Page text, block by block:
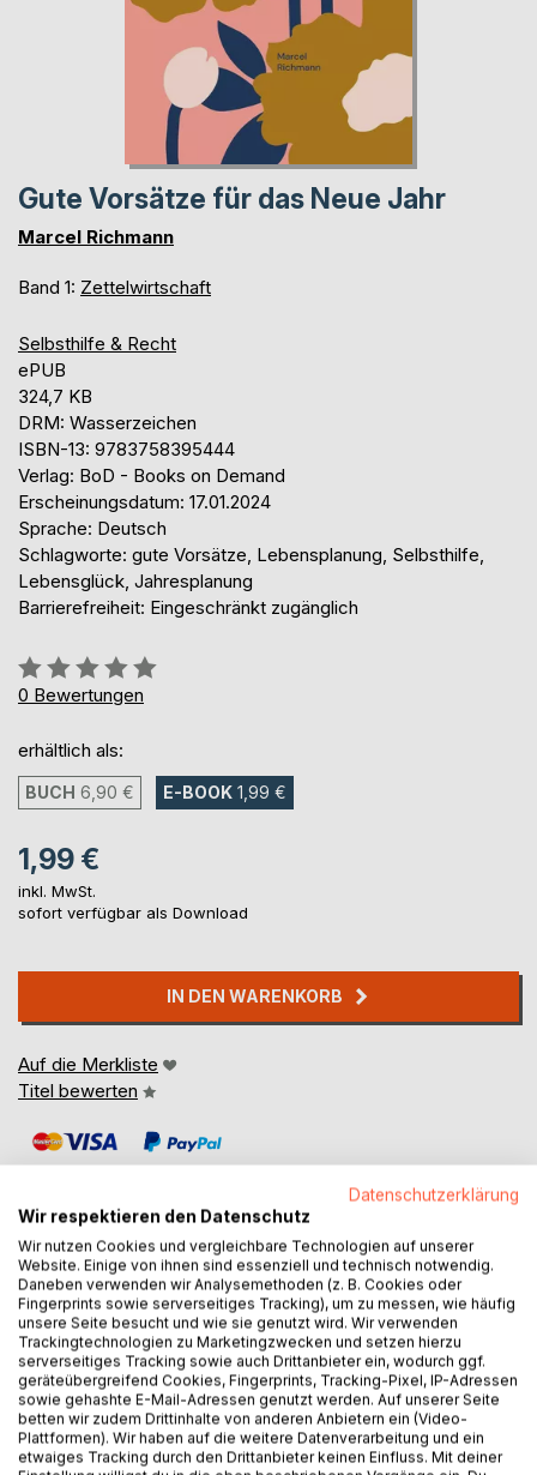
Gute Vorsätze für das Neue Jahr
Marcel Richmann
Band 1: Zettelwirtschaft
Selbsthilfe & Recht
ePUB
324,7 KB
DRM: Wasserzeichen
ISBN-13: 9783758395444
Verlag: BoD - Books on Demand
Erscheinungsdatum: 17.01.2024
Sprache: Deutsch
Schlagworte: gute Vorsätze, Lebensplanung, Selbsthilfe,
Lebensglück, Jahresplanung
Barrierefreiheit: Eingeschränkt zugänglich
Bewertung::
0%
0 Bewertungen
erhältlich als:
BUCH 6,90 € E-BOOK 1,99 €
1,99 €
inkl. MwSt.
sofort verfügbar als Download
IN DEN WARENKORB
Auf die Merkliste
Titel bewerten
BESCHREIBUNG
Alle Jahre wieder
kommt das Christuskind
auf die Erde nieder,
wo wir Menschen sind.
Aber ist das denn nicht ein altes Weihnachtslied? - Ja, ist
es.
Datenschutzerklärung
Wir respektieren den Datenschutz
Wir nutzen Cookies und vergleichbare Technologien auf unserer
Website. Einige von ihnen sind essenziell und technisch notwendig.
Daneben verwenden wir Analysemethoden (z. B. Cookies oder
Fingerprints sowie serverseitiges Tracking), um zu messen, wie häufig
unsere Seite besucht und wie sie genutzt wird. Wir verwenden
Trackingtechnologien zu Marketingzwecken und setzen hierzu
serverseitiges Tracking sowie auch Drittanbieter ein, wodurch ggf.
geräteübergreifend Cookies, Fingerprints, Tracking-Pixel, IP-Adressen
sowie gehashte E-Mail-Adressen genutzt werden. Auf unserer Seite
betten wir zudem Drittinhalte von anderen Anbietern ein (Video-
Plattformen). Wir haben auf die weitere Datenverarbeitung und ein
etwaiges Tracking durch den Drittanbieter keinen Einfluss. Mit deiner